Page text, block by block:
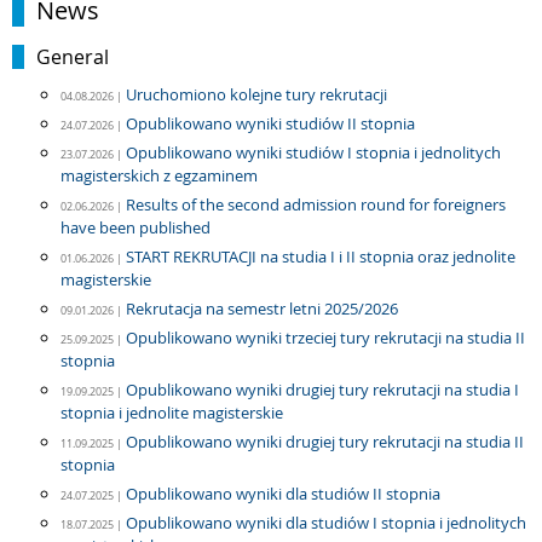
News
General
04.08.2026 | Uruchomiono kolejne tury rekrutacji
24.07.2026 | Opublikowano wyniki studiów II stopnia
23.07.2026 | Opublikowano wyniki studiów I stopnia i jednolitych
magisterskich z egzaminem
02.06.2026 | Results of the second admission round for foreigners
have been published
01.06.2026 | START REKRUTACJI na studia I i II stopnia oraz jednolite
magisterskie
09.01.2026 | Rekrutacja na semestr letni 2025/2026
25.09.2025 | Opublikowano wyniki trzeciej tury rekrutacji na studia II
stopnia
19.09.2025 | Opublikowano wyniki drugiej tury rekrutacji na studia I
stopnia i jednolite magisterskie
11.09.2025 | Opublikowano wyniki drugiej tury rekrutacji na studia II
stopnia
24.07.2025 | Opublikowano wyniki dla studiów II stopnia
18.07.2025 | Opublikowano wyniki dla studiów I stopnia i jednolitych